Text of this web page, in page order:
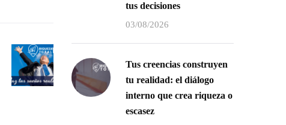
tus decisiones
03/08/2026
Tus creencias construyen
tu realidad: el diálogo
interno que crea riqueza o
escasez